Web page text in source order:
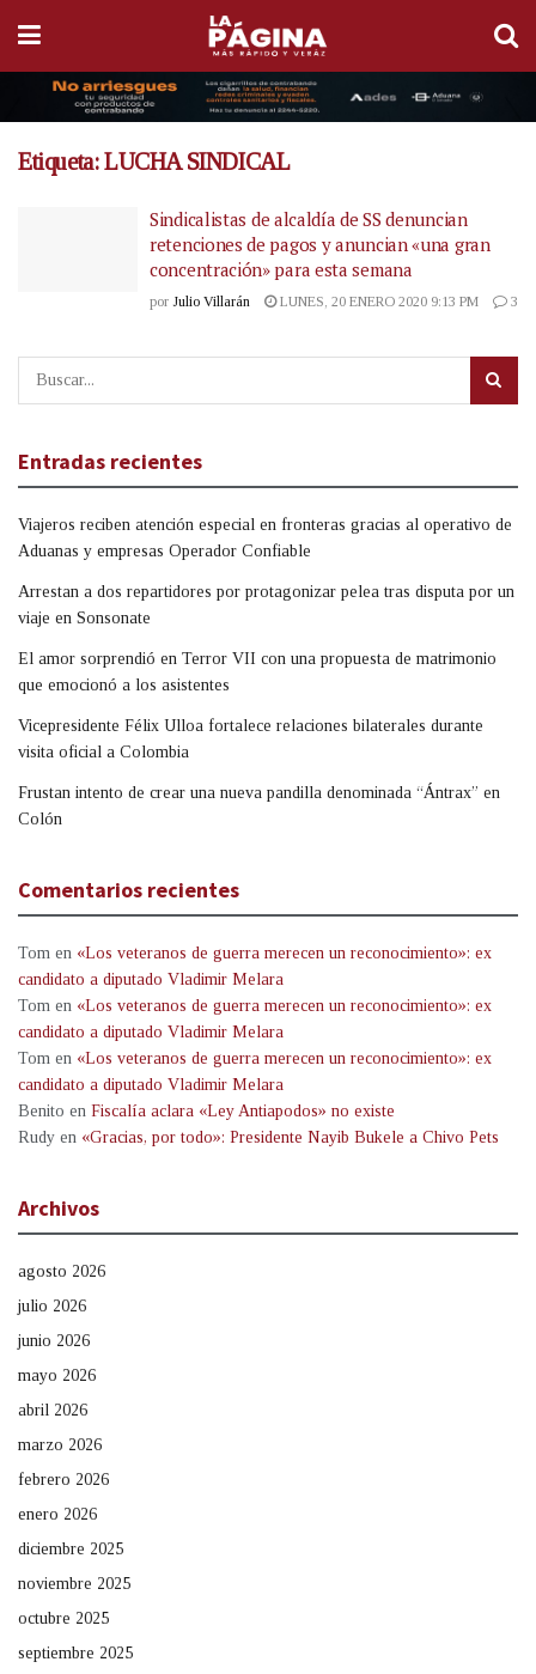
Etiqueta:LUCHA SINDICAL
Sindicalistas de alcaldía de SS denuncian
retenciones de pagos y anuncian «una gran
concentración» para esta semana
por Julio Villarán LUNES, 20 ENERO 2020 9:13 PM 3
Entradas recientes
Viajeros reciben atención especial en fronteras gracias al operativo de
Aduanas y empresas Operador Confiable
Arrestan a dos repartidores por protagonizar pelea tras disputa por un
viaje en Sonsonate
El amor sorprendió en Terror VII con una propuesta de matrimonio
que emocionó a los asistentes
Vicepresidente Félix Ulloa fortalece relaciones bilaterales durante
visita oficial a Colombia
Frustan intento de crear una nueva pandilla denominada “Ántrax” en
Colón
Comentarios recientes
Tom en «Los veteranos de guerra merecen un reconocimiento»: ex
candidato a diputado Vladimir Melara
Tom en «Los veteranos de guerra merecen un reconocimiento»: ex
candidato a diputado Vladimir Melara
Tom en «Los veteranos de guerra merecen un reconocimiento»: ex
candidato a diputado Vladimir Melara
Benito en Fiscalía aclara «Ley Antiapodos» no existe
Rudy en «Gracias, por todo»: Presidente Nayib Bukele a Chivo Pets
Archivos
agosto 2026
julio 2026
junio 2026
mayo 2026
abril 2026
marzo 2026
febrero 2026
enero 2026
diciembre 2025
noviembre 2025
octubre 2025
septiembre 2025